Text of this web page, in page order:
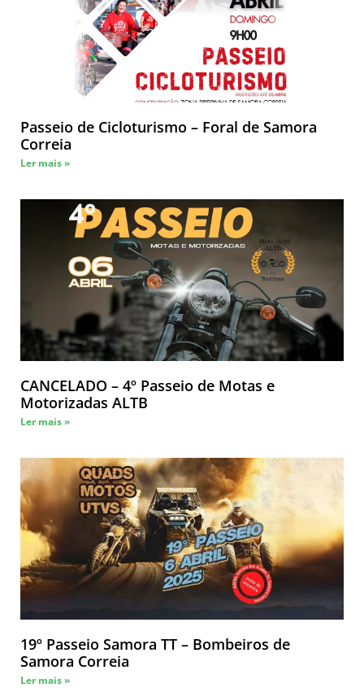
Passeio de Cicloturismo – Foral de Samora
Correia
Ler mais »
CANCELADO – 4º Passeio de Motas e
Motorizadas ALTB
Ler mais »
19º Passeio Samora TT – Bombeiros de
Samora Correia
Ler mais »